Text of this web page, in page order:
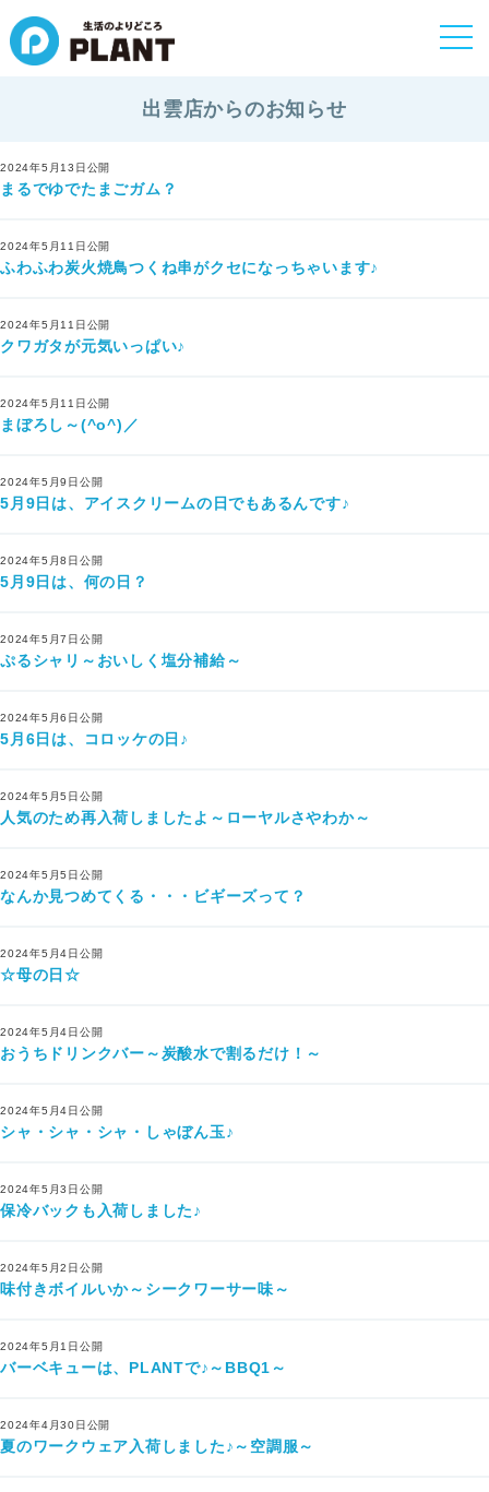
出雲店からのお知らせ
2024年5月13日公開
まるでゆでたまごガム？
2024年5月11日公開
ふわふわ炭火焼鳥つくね串がクセになっちゃいます♪
2024年5月11日公開
クワガタが元気いっぱい♪
2024年5月11日公開
まぼろし～(^o^)／
2024年5月9日公開
5月9日は、アイスクリームの日でもあるんです♪
2024年5月8日公開
5月9日は、何の日？
2024年5月7日公開
ぷるシャリ～おいしく塩分補給～
2024年5月6日公開
5月6日は、コロッケの日♪
2024年5月5日公開
人気のため再入荷しましたよ～ローヤルさやわか～
2024年5月5日公開
なんか見つめてくる・・・ビギーズって？
2024年5月4日公開
☆母の日☆
2024年5月4日公開
おうちドリンクバー～炭酸水で割るだけ！～
2024年5月4日公開
シャ・シャ・シャ・しゃぼん玉♪
2024年5月3日公開
保冷バックも入荷しました♪
2024年5月2日公開
味付きボイルいか～シークワーサー味～
2024年5月1日公開
バーベキューは、PLANTで♪～BBQ1～
2024年4月30日公開
夏のワークウェア入荷しました♪～空調服～